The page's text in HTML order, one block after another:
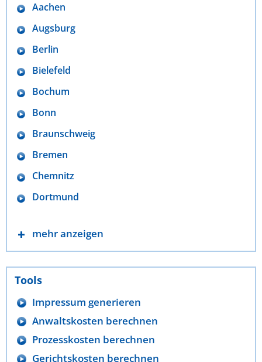
Aachen
Augsburg
Berlin
Bielefeld
Bochum
Bonn
Braunschweig
Bremen
Chemnitz
Dortmund
mehr anzeigen
Tools
Impressum generieren
Anwaltskosten berechnen
Prozesskosten berechnen
Gerichtskosten berechnen